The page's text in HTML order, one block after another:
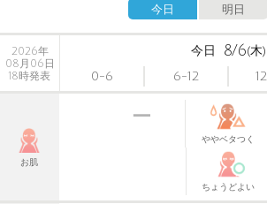
今日 明日
2026年
08月06日
18時発表
今日 8/6(木)
0-6
6-12
お肌
ややベタつく
ちょうどよい